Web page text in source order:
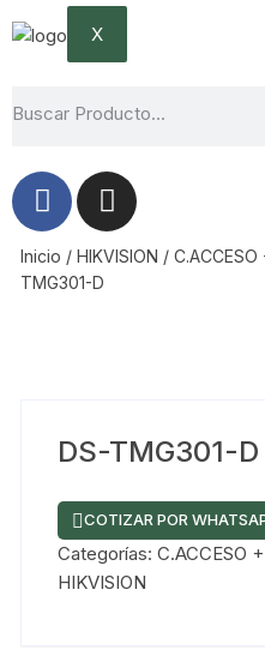
X
Inicio /HIKVISION /C.ACCESO
TMG301-D
DS-TMG301-D
COTIZAR POR
Categorías:C.ACCESO
HIKVISION